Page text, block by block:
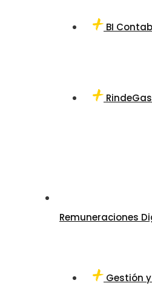
BI
Remuneraciones
Gestión